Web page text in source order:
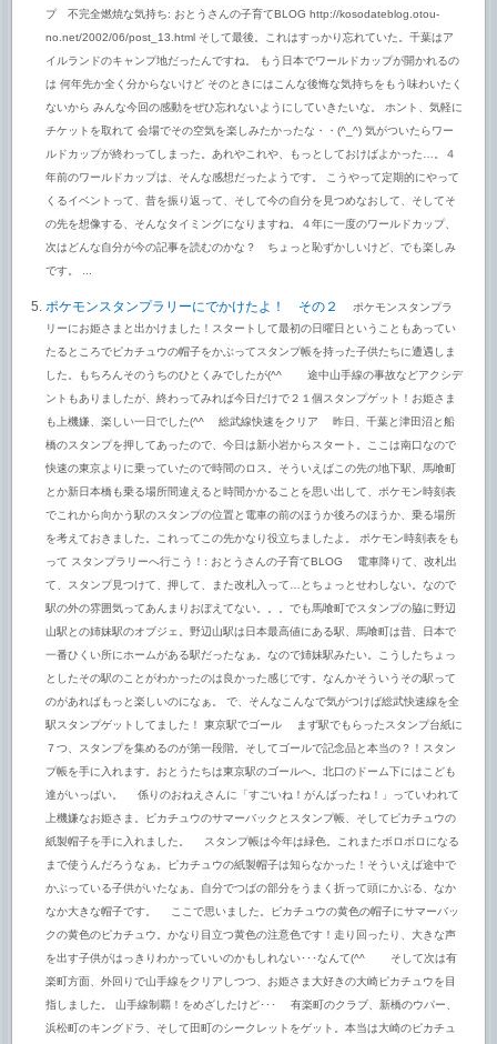
プ 不完全燃焼な気持ち: おとうさんの子育てBLOG http://kosodateblog.otou-
no.net/2002/06/post_13.html そして最後。これはすっかり忘れていた。千葉はア
イルランドのキャンプ地だったんですね。 もう日本でワールドカップが開かれるの
は 何年先か全く分からないけど そのときにはこんな後悔な気持ちをもう味わいたく
ないから みんな今回の感動をぜひ忘れないようにしていきたいな。 ホント、気軽に
チケットを取れて 会場でその空気を楽しみたかったな・・(^_^) 気がついたらワー
ルドカップが終わってしまった。あれやこれや、もっとしておけばよかった…。４
年前のワールドカップは、そんな感想だったようです。 こうやって定期的にやって
くるイベントって、昔を振り返って、そして今の自分を見つめなおして、そしてそ
の先を想像する、そんなタイミングになりますね。４年に一度のワールドカップ、
次はどんな自分が今の記事を読むのかな？ ちょっと恥ずかしいけど、でも楽しみ
です。 ...
ポケモンスタンプラリーにでかけたよ！ その２ ポケモンスタンプラ
リーにお姫さまと出かけました！スタートして最初の日曜日ということもあってい
たるところでピカチュウの帽子をかぶってスタンプ帳を持った子供たちに遭遇しま
した。もちろんそのうちのひとくみでしたが(^^ゞ 途中山手線の事故などアクシデ
ントもありましたが、終わってみれば今日だけで２１個スタンプゲット！お姫さま
も上機嫌、楽しい一日でした(^^ゞ 総武線快速をクリア 昨日、千葉と津田沼と船
橋のスタンプを押してあったので、今日は新小岩からスタート。ここは南口なので
快速の東京よりに乗っていたので時間のロス。そういえばこの先の地下駅、馬喰町
とか新日本橋も乗る場所間違えると時間かかることを思い出して、ポケモン時刻表
でこれから向かう駅のスタンプの位置と電車の前のほうか後ろのほうか、乗る場所
を考えておきました。これってこの先かなり役立ちましたよ。 ポケモン時刻表をも
って スタンプラリーへ行こう！: おとうさんの子育てBLOG 電車降りて、改札出
て、スタンプ見つけて、押して、また改札入って…とちょっとせわしない。なので
駅の外の雰囲気ってあんまりおぼえてない。。。でも馬喰町でスタンプの脇に野辺
山駅との姉妹駅のオブジェ。野辺山駅は日本最高値にある駅、馬喰町は昔、日本で
一番ひくい所にホームがある駅だったなぁ。なので姉妹駅みたい。こうしたちょっ
としたその駅のことがわかったのは良かった感じです。なんかそういうその駅って
のがあればもっと楽しいのになぁ。 で、そんなこんなで気がつけば総武快速線を全
駅スタンプゲットしてました！ 東京駅でゴール まず駅でもらったスタンプ台紙に
７つ、スタンプを集めるのが第一段階。そしてゴールで記念品と本当の？！スタン
プ帳を手に入れます。おとうたちは東京駅のゴールへ。北口のドーム下にはこども
達がいっぱい。 係りのおねえさんに「すごいね！がんばったね！」っていわれて
上機嫌なお姫さま。ピカチュウのサマーバックとスタンプ帳、そしてピカチュウの
紙製帽子を手に入れました。 スタンプ帳は今年は緑色。これまたボロボロになる
まで使うんだろうなぁ。ピカチュウの紙製帽子は知らなかった！そういえば途中で
かぶっている子供がいたなぁ。自分でつばの部分をうまく折って頭にかぶる、なか
なか大きな帽子です。 ここで思いました。ピカチュウの黄色の帽子にサマーバッ
クの黄色のピカチュウ。かなり目立つ黄色の注意色です！走り回ったり、大きな声
を出す子供がはっきりわかっていいのかもしれない･･･なんて(^^ゞ そして次は有
楽町方面、外回りで山手線をクリアしつつ、お姫さま大好きの大崎ピカチュウを目
指しました。 山手線制覇！をめざしたけど･･･ 有楽町のクラブ、新橋のウパー、
浜松町のキングドラ、そして田町のシークレットをゲット。本当は大崎のピカチュ